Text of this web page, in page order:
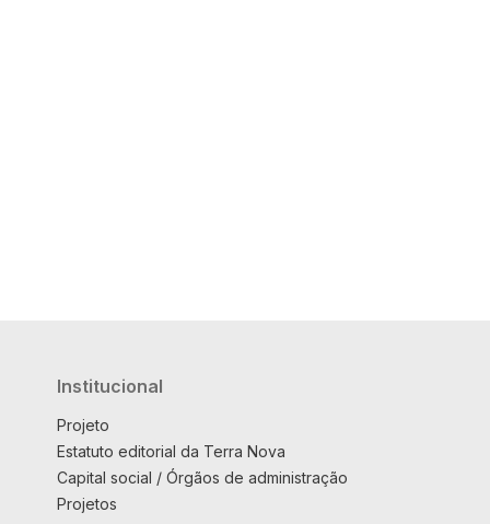
Institucional
Projeto
Estatuto editorial da Terra Nova
Capital social / Órgãos de administração
Projetos